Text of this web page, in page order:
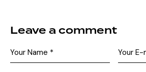
Leave a comment